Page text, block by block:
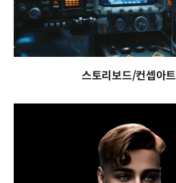
스토리보드/컨셉아트